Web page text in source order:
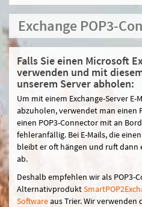
Exchange POP3-
Falls Sie einen Microsoft
verwenden und mit
unserem Server abholen:
Um mit einem Exchange-Server
abzuholen, verwendet man einen
einen POP3-Connector mit an
fehleranfällig. Bei E-Mails, die
bleibt er oft hängen und ruft dann
ab.
Deshalb empfehlen wir als POP3-
Alternativprodukt
Softwareaus Trier. Wir verwenden